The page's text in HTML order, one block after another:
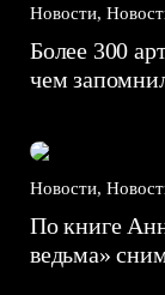
Новости,
Более 300
чем
Новости,
По книге
ведьма»